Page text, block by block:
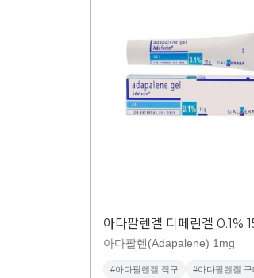
아다팔렌겔 디페린겔 0.1%
아다팔렌(Adapalene) 1mg
#아다팔렌겔 직구 #아다팔렌겔 구